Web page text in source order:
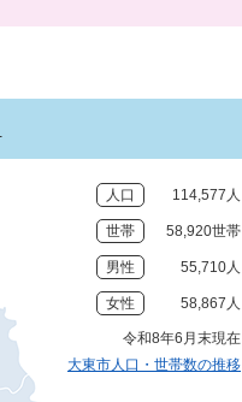
人口 114,577人
世帯 58,920世帯
男性 55,710人
女性 58,867人
令和8年6月末現在
大東市人口・世帯数の推移